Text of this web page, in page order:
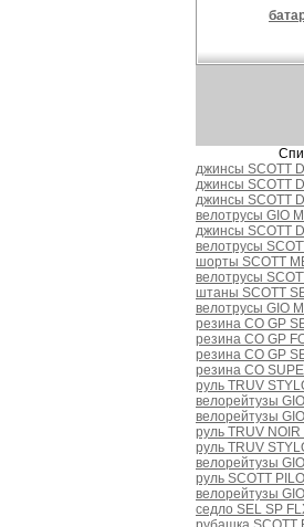
джинсы SCOTT
джинсы SCOTT
джинсы SCOTT
велотрусы GIO
джинсы SCOTT
велотрусы
шорты SCOTT
велотрусы
штаны SCOTT
велотрусы GIO
резина CO GP
резина CO GP
резина CO GP
резина CO
руль TRUV
велорейтузы
велорейтузы
руль TRUV
руль TRUV
велорейтузы
руль SCOTT
велорейтузы
седло SEL SP